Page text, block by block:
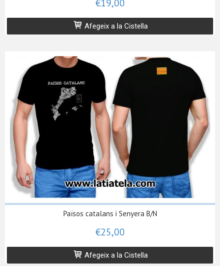
€19,00
Afegeix a la Cistella
Països catalans i Senyera B/N
€25,00
Afegeix a la Cistella